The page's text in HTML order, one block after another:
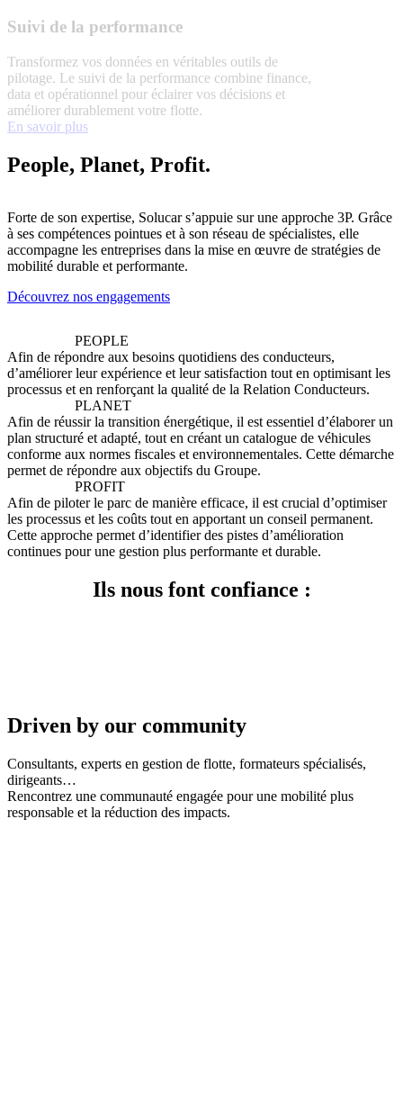
Suivi de la performance
Transformez vos données en véritables outils de
pilotage. Le suivi de la performance combine finance,
data et opérationnel pour éclairer vos décisions et
améliorer durablement votre flotte.
En savoir plus
People, Planet, Profit.
Forte de son expertise, Solucar s’appuie sur une approche 3P. Grâce
à ses compétences pointues et à son réseau de spécialistes, elle
accompagne les entreprises dans la mise en œuvre de stratégies de
mobilité durable et performante.
Découvrez nos engagements
PEOPLE
Afin de répondre aux besoins quotidiens des conducteurs,
d’améliorer leur expérience et leur satisfaction tout en optimisant les
processus et en renforçant la qualité de la Relation Conducteurs.
PLANET
Afin de réussir la transition énergétique, il est essentiel d’élaborer un
plan structuré et adapté, tout en créant un catalogue de véhicules
conforme aux normes fiscales et environnementales. Cette démarche
permet de répondre aux objectifs du Groupe.
PROFIT
Afin de piloter le parc de manière efficace, il est crucial d’optimiser
les processus et les coûts tout en apportant un conseil permanent.
Cette approche permet d’identifier des pistes d’amélioration
continues pour une gestion plus performante et durable.
Ils nous font confiance :
Driven by our community
Consultants, experts en gestion de flotte, formateurs spécialisés,
dirigeants…
Rencontrez une communauté engagée pour une mobilité plus
responsable et la réduction des impacts.